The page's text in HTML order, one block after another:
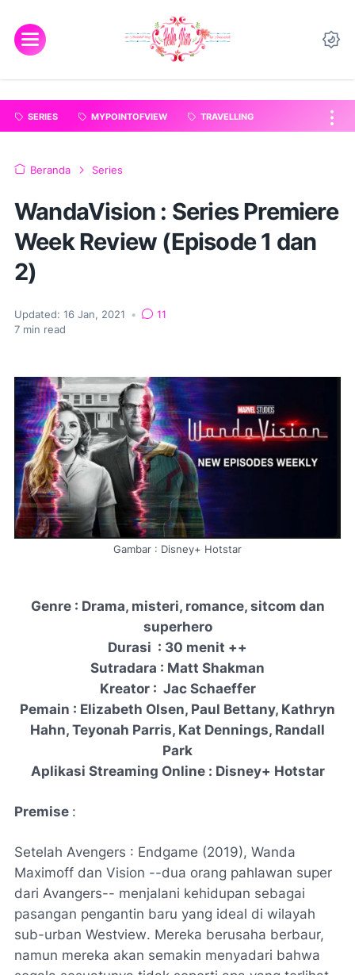
SERIES MYPOINTOFVIEW TRAVELLING
Beranda Series
WandaVision : Series Premiere
Week Review (Episode 1 dan
2)
Updated: 16 Jan, 2021 •
11
7 min read
Gambar : Disney+ Hotstar
Genre : Drama, misteri, romance, sitcom dan
superhero
Durasi : 30 menit ++
Sutradara : Matt Shakman
Kreator : Jac Schaeffer
Pemain : Elizabeth Olsen, Paul Bettany, Kathryn
Hahn, Teyonah Parris, Kat Dennings, Randall
Park
Aplikasi Streaming Online: Disney+ Hotstar
Premise :
Setelah Avengers : Endgame (2019), Wanda
Maximoff dan Vision --dua orang pahlawan super
dari Avangers-- menjalani kehidupan sebagai
pasangan pengantin baru yang ideal di wilayah
sub-urban Westview. Mereka berusaha berbaur,
namun mereka akan semakin menyadari bahwa